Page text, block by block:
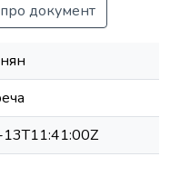
документ